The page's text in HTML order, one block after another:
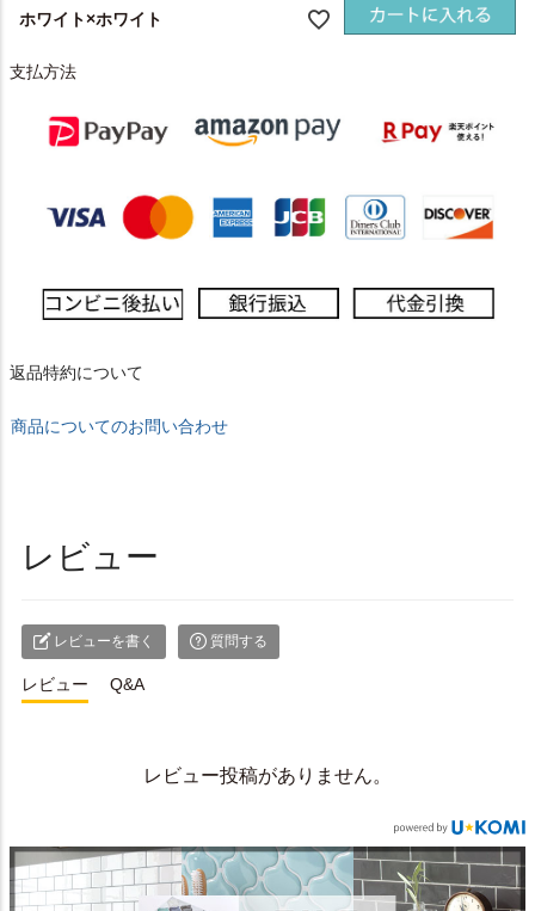
ホワイト×ホワイト
支払方法
返品特約について
商品についてのお問い合わせ
レビュー
レビューを書く 質問する
レビュー Q&A
レビュー投稿がありません。